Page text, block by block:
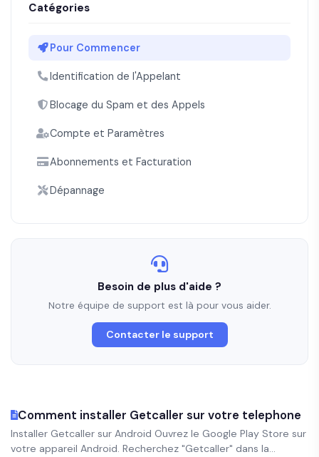
Comment installer Getcaller sur votre telephone
Installer Getcaller sur Android Ouvrez le Google Play Store sur
votre appareil Android. Recherchez "Getcaller" dans la...
Catégories
Pour Commencer
Identification de l'Appelant
Blocage du Spam et des Appels
Compte et Paramètres
Abonnements et Facturation
Dépannage
Besoin de plus d'aide ?
Notre équipe de support est là pour vous aider.
Contacter le support